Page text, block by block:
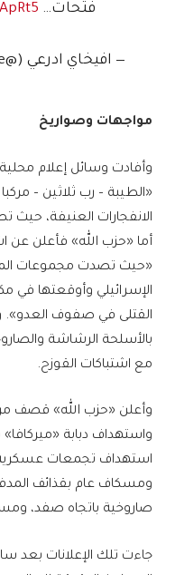
فتحات…
— افيخاي ادرعي (@AvichayAdraee)
مواجهات وصواريخ
وأفادت وسائل إعلام
«الطيبة – رب ثلاثين –
الانفجارات العنيفة،
أما «حزب الله» فأعلن عن
«حيث تصدت مجموعات
الإسرائيلي وأوقعتها
القتلى في صفوف العدو».
بالأسلحة الرشاشة
مع اشتباكات القوزح.
وأعلن «حزب الله» قصف
واستهداف دبابة
استهداف تجمعات عسكرية
ومسكاف عام بقذائف
صاروخية باتجاه صفد،
جاءت تلك الإعلانات بعد